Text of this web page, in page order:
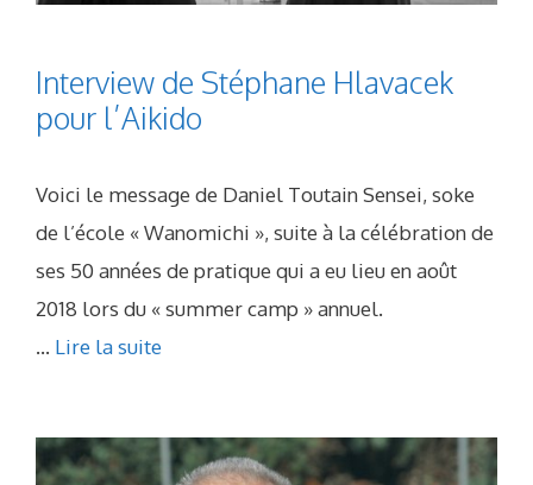
Interview de Stéphane Hlavacek
pour l’Aikido
Voici le message de Daniel Toutain Sensei, soke
de l’école « Wanomichi », suite à la célébration de
ses 50 années de pratique qui a eu lieu en août
2018 lors du « summer camp » annuel.
... Lire la suite